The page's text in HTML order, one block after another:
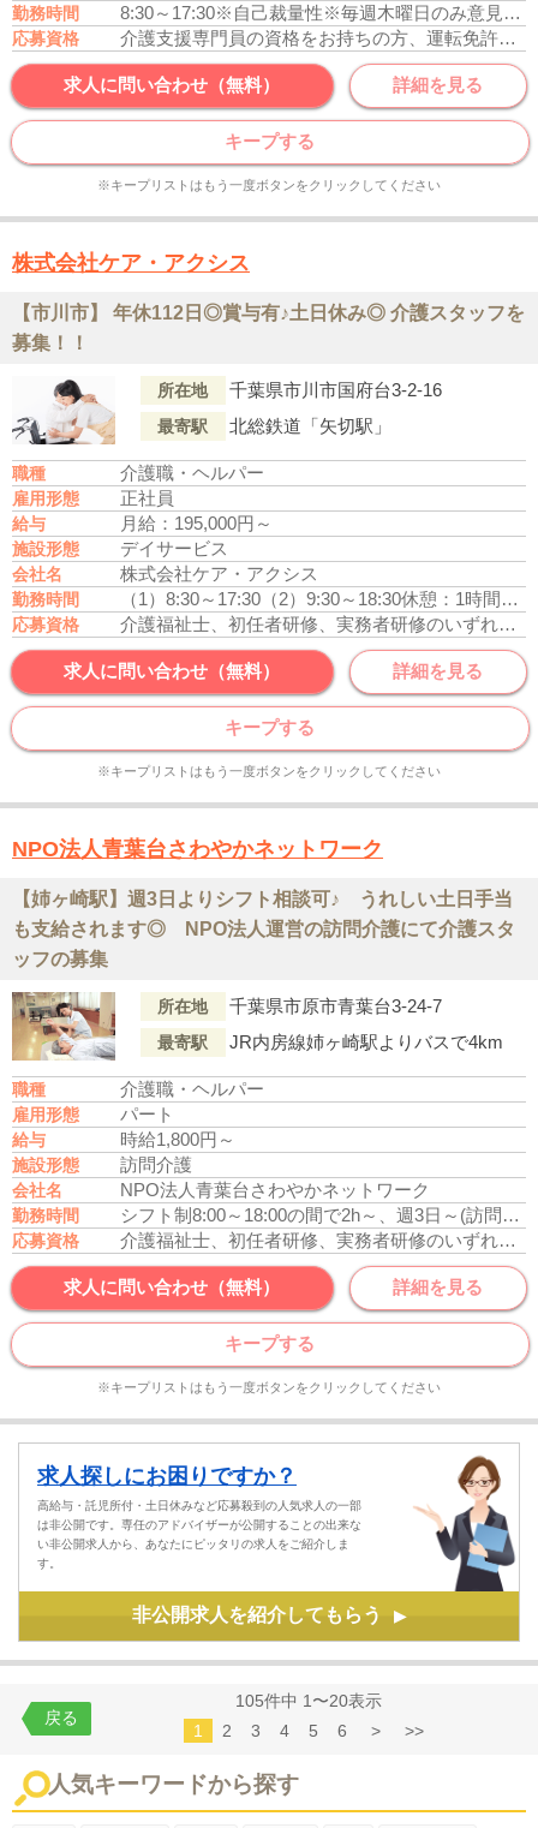
勤務時間 8:30～17:30※自己裁量性※毎週木曜日のみ意見交換・ミーティングがあるため出勤
応募資格 介護支援専門員の資格をお持ちの方、運転免許あれば尚可
求人に問い合わせ（無料） 詳細を見る
キープする
※キープリストはもう一度ボタンをクリックしてください
株式会社ケア・アクシス
【市川市】 年休112日◎賞与有♪土日休み◎ 介護スタッフを
募集！！
所在地 千葉県市川市国府台3-2-16
最寄駅 北総鉄道「矢切駅」
職種 介護職・ヘルパー
雇用形態 正社員
給与 月給：195,000円～
施設形態 デイサービス
会社名 株式会社ケア・アクシス
勤務時間 （1）8:30～17:30 （2）9:30～18:30休憩：1時間残
応募資格 介護福祉士、初任者研修、実務者研修のいずれかの資格をお持ちの方
求人に問い合わせ（無料） 詳細を見る
キープする
※キープリストはもう一度ボタンをクリックしてください
NPO法人青葉台さわやかネットワーク
【姉ヶ崎駅】週3日よりシフト相談可♪ うれしい土日手当
も支給されます◎ NPO法人運営の訪問介護にて介護スタ
ッフの募集
所在地 千葉県市原市青葉台3-24-7
最寄駅 JR内房線姉ヶ崎駅よりバスで4km
職種 介護職・ヘルパー
雇用形態 パート
給与 時給1,800円～
施設形態 訪問介護
会社名 NPO法人青葉台さわやかネットワーク
勤務時間 シフト制8:00～18:00の間で2h～、週3日～(訪問先により異なる)
応募資格 介護福祉士、初任者研修、実務者研修のいずれかの資格をお持ちの方
求人に問い合わせ（無料） 詳細を見る
キープする
※キープリストはもう一度ボタンをクリックしてください
求人探しにお困りですか？
高給与・託児所付・土日休みなど応募殺到の人気求人の一部
は非公開です。専任のアドバイザーが公開することの出来な
い非公開求人から、あなたにピッタリの求人をご紹介しま
す。
非公開求人を紹介してもらう ▶
105件中 1〜20表示
1
2 3 4 5 6 > >>
戻る
人気キーワードから探す